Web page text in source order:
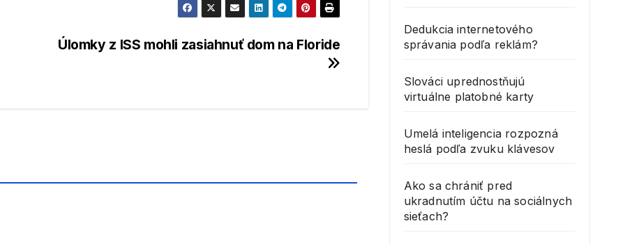
Úlomky z ISS mohli zasiahnuť dom na Floride
Dedukcia internetového
správania podľa reklám?
Slováci uprednostňujú
virtuálne platobné karty
Umelá inteligencia rozpozná
heslá podľa zvuku klávesov
Ako sa chrániť pred
ukradnutím účtu na sociálnych
sieťach?